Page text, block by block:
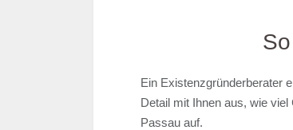
Ein Existenzgründerberater
Detail mit Ihnen aus, wie
Passau auf.